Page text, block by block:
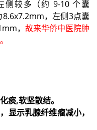
侧较多（约 9-10 个囊
，左侧3点囊
， 故来华侨中医院肿
痰,软坚散结。
显示乳腺纤维瘤减小，